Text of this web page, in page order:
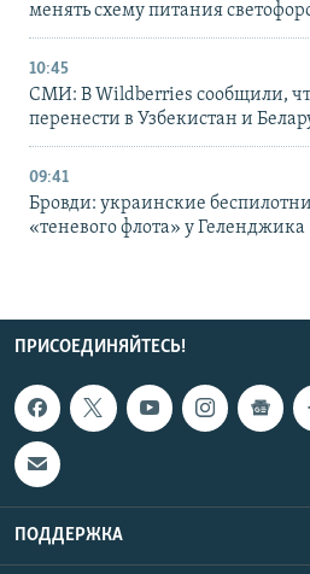
менять схему питания
10:45
СМИ: В Wildberries сообщили,
перенести в Узбекистан и
09:41
Бровди: украинские
«теневого флота» у Геленджика
ПРИСОЕДИНЯЙТЕСЬ!
ПОДДЕРЖКА